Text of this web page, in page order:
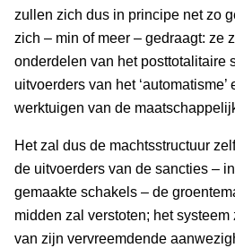
zullen zich dus in principe net zo
zich – min of meer – gedraagt: ze
onderdelen van het posttotalitaire
uitvoerders van het
werktuigen van de
Het zal dus de machtsstructuur
de uitvoerders van de sancties –
gemaakte schakels – de
midden zal verstoten; het
van zijn vervreemdende